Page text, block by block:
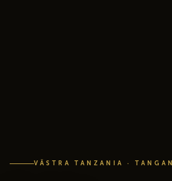
VÄSTRA TANZANIA ·